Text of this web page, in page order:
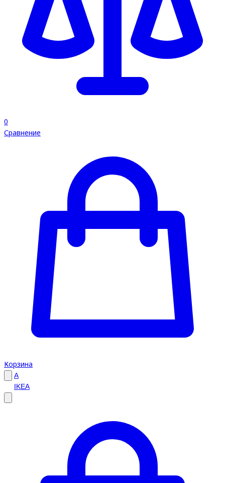
0
Сравнение
Корзина
A
IKEA